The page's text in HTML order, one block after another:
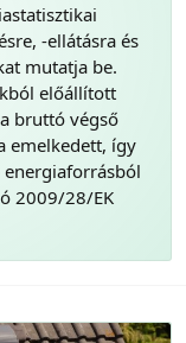
-ellátásra és
mutatja be.
előállított
bruttó végső
emelkedett, így
2009/28/EK